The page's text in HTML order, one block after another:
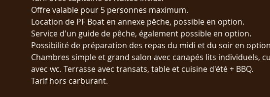
Offre valable pour 5 personnes maximum.
Location de PF Boat en annexe pêche, possible en option.
Service d'un guide de pêche, également possible en option.
Possibilité de préparation des repas du midi et du soir en
Chambres simple et grand salon avec canapés lits individuels,
avec wc. Terrasse avec transats, table et cuisine d'été + BBQ.
Tarif hors carburant.